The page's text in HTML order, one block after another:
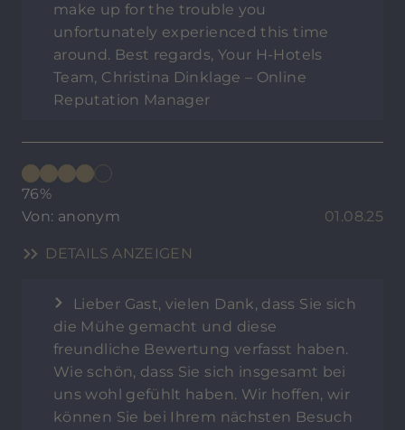
make up for the trouble you
unfortunately experienced this time
around. Best regards, Your H-Hotels
Team, Christina Dinklage – Online
Reputation Manager
76%
Von: anonym
01.08.25
DETAILS ANZEIGEN
Lieber Gast, vielen Dank, dass Sie sich
die Mühe gemacht und diese
freundliche Bewertung verfasst haben.
Wie schön, dass Sie sich insgesamt bei
uns wohl gefühlt haben. Wir hoffen, wir
können Sie bei Ihrem nächsten Besuch